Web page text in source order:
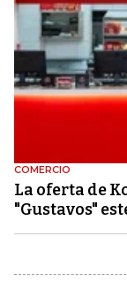
COMERCIO
La oferta de
"Gustavos"